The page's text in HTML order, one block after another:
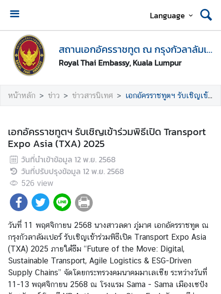
Language
สถานเอกอัครราชทูต ณ กรุงกัวลาลัมเปอร์
Royal Thai Embassy, Kuala Lumpur
ห
น้
า
แ
ก
า
น
เ
อ
ก
อั
ค
ร
ร
า
ช
ทู
ต
ฯ
หน้าหลัก ข่าว ข่าวสารนิเทศ เอกอัครราชทูตฯ รับเชิญเข้าร่วมพิธีเปิด Transport Expo Asia (TXA) 2025
เอกอัครราชทูตฯ รับเชิญเข้าร่วมพิธีเปิด Transport
Expo Asia (TXA) 2025
วันที่นำเข้าข้อมูล 12 พ.ย. 2568
วันที่ปรับปรุงข้อมูล 12 พ.ย. 2568
526 view
วันที่ 11 พฤศจิกายน 2568 นางสาวลดา ภู่มาศ เอกอัครราชทูต ณ
กรุงกัวลาลัมเปอร์ รับเชิญเข้าร่วมพิธีเปิด Transport Expo Asia
(TXA) 2025 ภายใต้ธีม “Future of the Move: Digital,
Sustainable Transport, Agile Logistics & ESG-Driven
Supply Chains” จัดโดยกระทรวงคมนาคมมาเลเซีย ระหว่างวันที่
11-13 พฤศจิกายน 2568 ณ โรงแรม Sama - Sama เมืองเซปัง